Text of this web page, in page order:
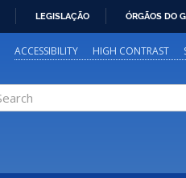
LEGISLAÇÃO ÓRGÃOS DO
ACCESSIBILITY HIGH CONTRAST